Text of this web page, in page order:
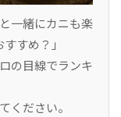
一緒にカニも楽
すめ？」
の目線でランキ
ください。